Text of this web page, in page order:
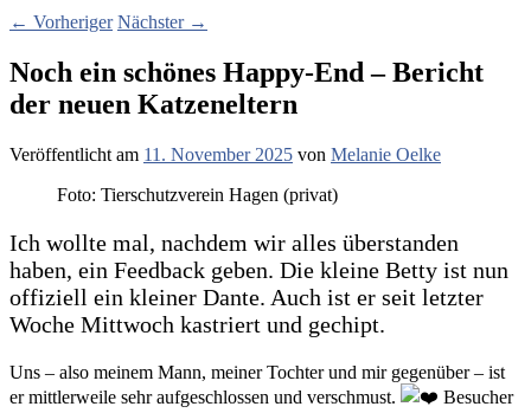
← Vorheriger Nächster →
Noch ein schönes Happy-End – Bericht
der neuen Katzeneltern
Veröffentlicht am 11. November 2025 von Melanie Oelke
Foto: Tierschutzverein Hagen (privat)
Ich wollte mal, nachdem wir alles überstanden
haben, ein Feedback geben. Die kleine Betty ist nun
offiziell ein kleiner Dante. Auch ist er seit letzter
Woche Mittwoch kastriert und gechipt.
Uns – also meinem Mann, meiner Tochter und mir gegenüber – ist
er mittlerweile sehr aufgeschlossen und verschmust.
Besucher